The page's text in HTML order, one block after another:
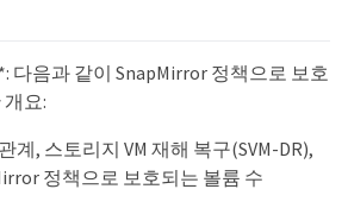
다음과 같이 SnapMirror 정책으로 보호
요:
계, 스토리지 VM 재해 복구(SVM-DR),
정책으로 보호되는 볼륨 수